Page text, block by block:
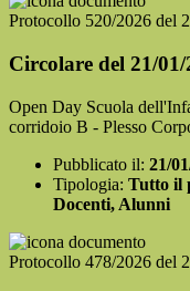
Protocollo 520/2026 del
Circolare del 21/01/
Open Day Scuola
corridoio B - Plesso
Pubblicato il: 21/
Tipologia: Tutto il
Docenti, Alunni
Protocollo 478/2026 del